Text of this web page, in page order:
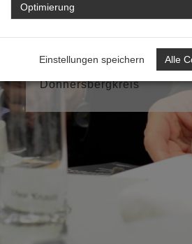
Meine
12: Stadt Kaiserslautern /
Landkreise Kaiserslautern
Donnersbergkreis
Optimierung
Einstellungen speichern Alle